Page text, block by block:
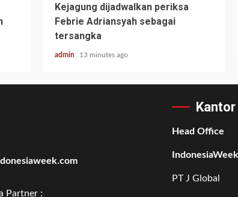
Kejagung dijadwalkan periksa
Febrie Adriansyah sebagai
tersangka
admin 13 minutes ago
Partner :
Head Office
PT J Global